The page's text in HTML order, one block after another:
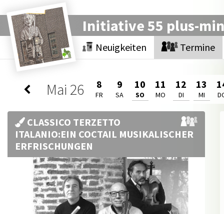
Initiative 55 plus-
Neuigkeiten Termine
Mai 26 8
FR
9
SA
10
SO
11
MO
12
DI
13
MI
CLASSICO TERZETTO
ITALANIO:EIN COCTAIL MUSIKALISCHER
ERFRISCHUNGEN